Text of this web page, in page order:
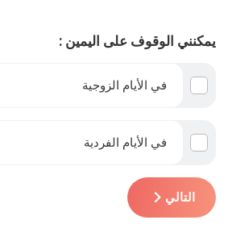
يمكنني الوقوف على اليمين :
في الأيام الزوجية
في الأيام الفردية
التالي